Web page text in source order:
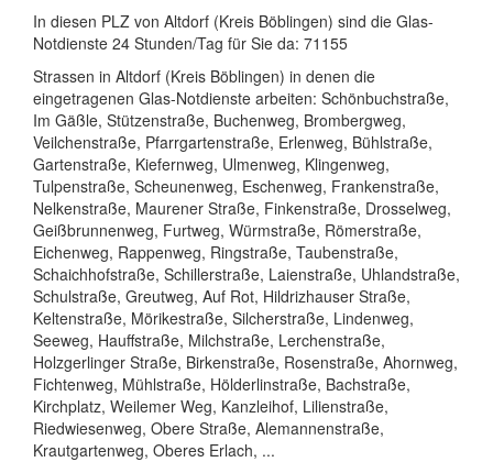
In diesen PLZ von Altdorf (Kreis Böblingen) sind die Glas-
Notdienste 24 Stunden/Tag für Sie da: 71155
Strassen in Altdorf (Kreis Böblingen) in denen die
eingetragenen Glas-Notdienste arbeiten: Schönbuchstraße,
Im Gäßle, Stützenstraße, Buchenweg, Brombergweg,
Veilchenstraße, Pfarrgartenstraße, Erlenweg, Bühlstraße,
Gartenstraße, Kiefernweg, Ulmenweg, Klingenweg,
Tulpenstraße, Scheunenweg, Eschenweg, Frankenstraße,
Nelkenstraße, Maurener Straße, Finkenstraße, Drosselweg,
Geißbrunnenweg, Furtweg, Würmstraße, Römerstraße,
Eichenweg, Rappenweg, Ringstraße, Taubenstraße,
Schaichhofstraße, Schillerstraße, Laienstraße, Uhlandstraße,
Schulstraße, Greutweg, Auf Rot, Hildrizhauser Straße,
Keltenstraße, Mörikestraße, Silcherstraße, Lindenweg,
Seeweg, Hauffstraße, Milchstraße, Lerchenstraße,
Holzgerlinger Straße, Birkenstraße, Rosenstraße, Ahornweg,
Fichtenweg, Mühlstraße, Hölderlinstraße, Bachstraße,
Kirchplatz, Weilemer Weg, Kanzleihof, Lilienstraße,
Riedwiesenweg, Obere Straße, Alemannenstraße,
Krautgartenweg, Oberes Erlach, ...